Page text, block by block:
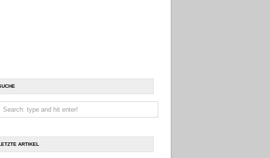
ARTIKEL